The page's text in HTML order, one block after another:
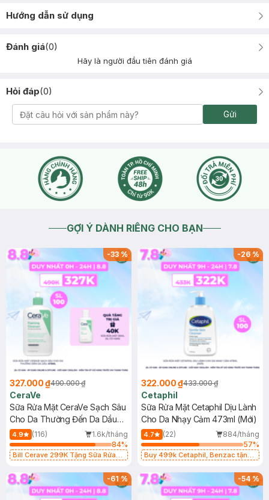
Hướng dẫn sử dụng
Đánh giá(0)
Hãy là người đầu tiên đánh giá
Hỏi đáp(0)
Gửi
GỢI Ý DÀNH RIÊNG CHO BẠN
-33%
327.000 ₫490.000 ₫
CeraVe
Sữa Rửa Mặt CeraVe Sạch Sâu
Cho Da Thường Đến Da Dầu
473ml
4.9 (116)
1.6k/tháng
84%
Bill Cerave 299K Tặng Sữa Rửa
-26%
322.000 ₫433.000 ₫
Cetaphil
Sữa Rửa Mặt Cetaphil Dịu Lành
Cho Da Nhạy Cảm 473ml (Mới)
4.7 (22)
884/tháng
57%
Buy 499k Cetaphil, Benzac tặng
hạn)
-61% -54%